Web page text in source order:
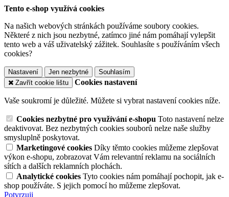
Tento e-shop využívá cookies
Na našich webových stránkách používáme soubory cookies.
Některé z nich jsou nezbytné, zatímco jiné nám pomáhají vylepšit
tento web a váš uživatelský zážitek. Souhlasíte s používáním všech
cookies?
Nastavení Jen nezbytné
Souhlasím
Zavřít cookie lištu
Cookies nastavení
Vaše soukromí je důležité. Můžete si vybrat nastavení cookies níže.
Cookies nezbytné pro využívání e-shopu Toto nastavení nelze
deaktivovat. Bez nezbytných cookies souborů nelze naše služby
smysluplně poskytovat.
Marketingové cookies Díky těmto cookies můžeme zlepšovat
výkon e-shopu, zobrazovat Vám relevantní reklamu na sociálních
sítích a dalších reklamních plochách.
Analytické cookies Tyto cookies nám pomáhají pochopit, jak e-
shop používáte. S jejich pomocí ho můžeme zlepšovat.
Potvrzuji